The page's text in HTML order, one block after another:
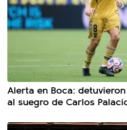
Alerta en Boca:
al suegro de Carlos